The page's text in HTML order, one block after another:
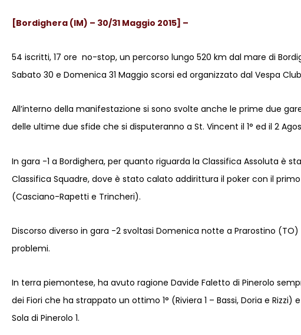
[Bordighera (IM) – 30/31 Maggio 2015] –
54 iscritti, 17 ore no-stop, un percorso lungo 520 km dal mare di
Sabato 30 e Domenica 31 Maggio scorsi ed organizzato dal Vespa
All’interno della manifestazione si sono svolte anche le prime due
delle ultime due sfide che si disputeranno a St. Vincent il 1° ed il 2
In gara -1 a Bordighera, per quanto riguarda la Classifica Assoluta è
Classifica Squadre, dove è stato calato addirittura il poker con il
(Casciano-Rapetti e Trincheri).
Discorso diverso in gara -2 svoltasi Domenica notte a Prarostino
problemi.
In terra piemontese, ha avuto ragione Davide Faletto di Pinerolo
dei Fiori che ha strappato un ottimo 1° (Riviera 1 – Bassi, Doria e
Sola di Pinerolo 1.